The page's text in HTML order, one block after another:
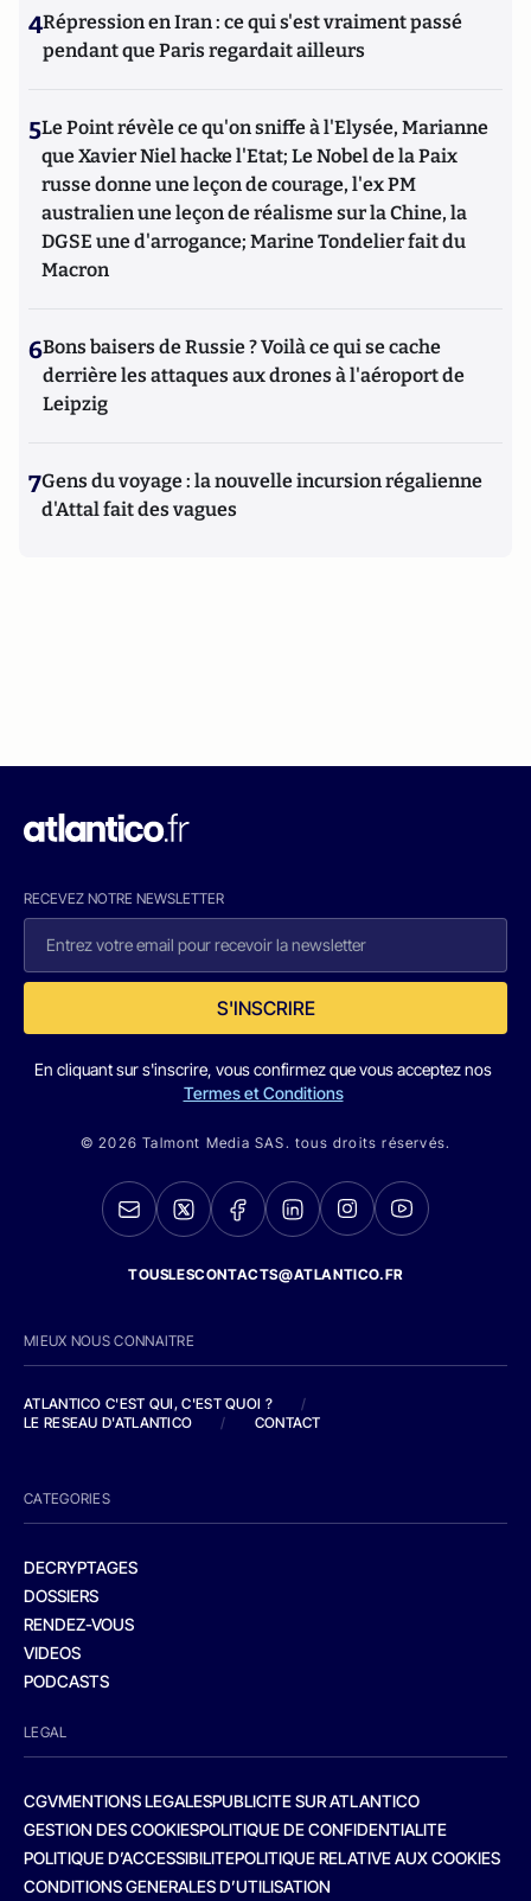
4Répression en Iran : ce qui s'est vraiment passé
pendant que Paris regardait ailleurs
5Le Point révèle ce qu'on sniffe à l'Elysée, Marianne
que Xavier Niel hacke l'Etat; Le Nobel de la Paix
russe donne une leçon de courage, l'ex PM
australien une leçon de réalisme sur la Chine, la
DGSE une d'arrogance; Marine Tondelier fait du
Macron
6Bons baisers de Russie ? Voilà ce qui se cache
derrière les attaques aux drones à l'aéroport de
Leipzig
7Gens du voyage : la nouvelle incursion régalienne
d'Attal fait des vagues
RECEVEZ NOTRE NEWSLETTER
S'INSCRIRE
En cliquant sur s'inscrire, vous confirmez que vous acceptez nos
Termes et Conditions
© 2026 Talmont Media SAS. tous droits réservés.
TOUSLESCONTACTS@ATLANTICO.FR
MIEUX NOUS CONNAITRE
ATLANTICO C'EST QUI, C'EST QUOI ?
/
LE RESEAU D'ATLANTICO
/ CONTACT
CATEGORIES
DECRYPTAGES
DOSSIERS
RENDEZ-VOUS
VIDEOS
PODCASTS
LEGAL
CGVMENTIONS LEGALESPUBLICITE SUR ATLANTICO
GESTION DES COOKIESPOLITIQUE DE CONFIDENTIALITE
POLITIQUE D’ACCESSIBILITEPOLITIQUE RELATIVE AUX COOKIES
CONDITIONS GENERALES D’UTILISATION